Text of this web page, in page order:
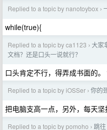
Replied to a topic by nanotoybox ›
while(true){
Replied to a topic by ca1123 › 大家
文档？还是口头一说就行？
口头肯定不行，得弄成书面的
Replied to a topic by iOSSer › 你的
把电脑支高一点，另外，每天
Replied to a topic by pomoho › 跳